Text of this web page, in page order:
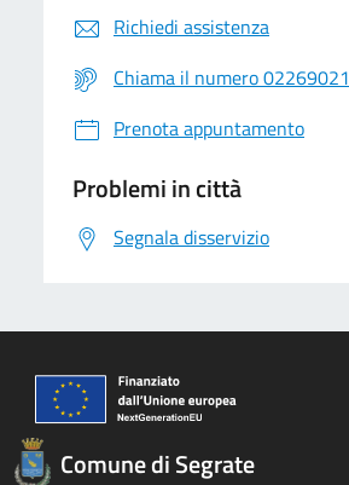
Richiedi assistenza
Chiama il numero 02269021
Prenota appuntamento
Problemi in città
Segnala disservizio
Comune di Segrate